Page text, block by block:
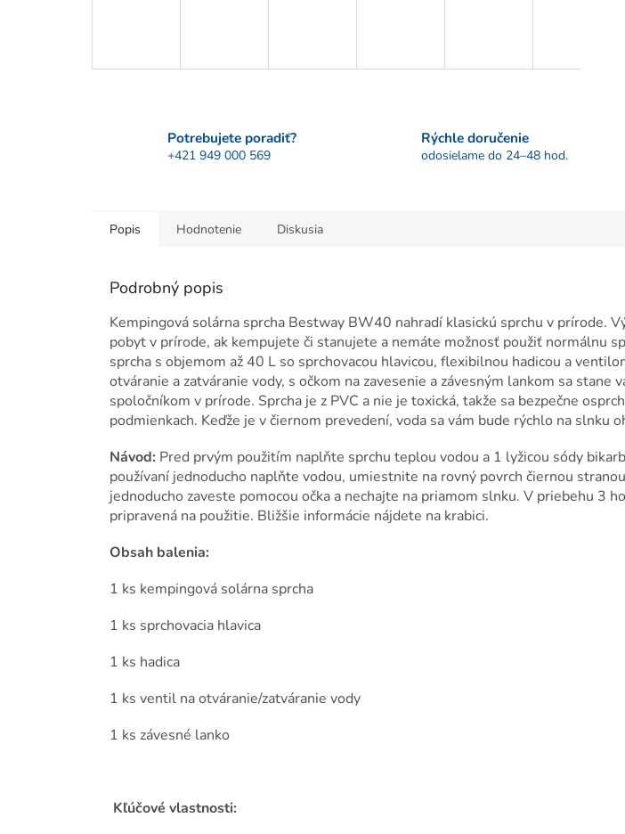
Potrebujete poradiť?
+421 949 000 569
Rýchle doručenie
odosielame do 24–48 hod.
Popis Hodnotenie Diskusia
Podrobný popis
Kempingová solárna sprcha Bestway BW40 nahradí klasickú sprchu v prírode.
pobyt v prírode, ak kempujete či stanujete a nemáte možnosť použiť normálnu
sprcha s objemom až 40 L so sprchovacou hlavicou, flexibilnou hadicou a
otváranie a zatváranie vody, s očkom na zavesenie a závesným lankom sa stane
spoločníkom v prírode. Sprcha je z PVC a nie je toxická, takže sa bezpečne
podmienkach. Keďže je v čiernom prevedení, voda sa vám bude rýchlo na slnku
Návod: Pred prvým použitím naplňte sprchu teplou vodou a 1 lyžicou sódy
používaní jednoducho naplňte vodou, umiestnite na rovný povrch čiernou
jednoducho zaveste pomocou očka a nechajte na priamom slnku. V priebehu 3
pripravená na použitie. Bližšie informácie nájdete na krabici.
Obsah balenia:
1 ks kempingová solárna sprcha
1 ks sprchovacia hlavica
1 ks hadica
1 ks ventil na otváranie/zatváranie vody
1 ks závesné lanko
Kľúčové vlastnosti: